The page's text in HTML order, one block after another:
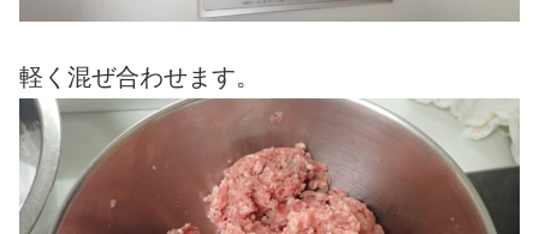
軽く混ぜ合わせます。